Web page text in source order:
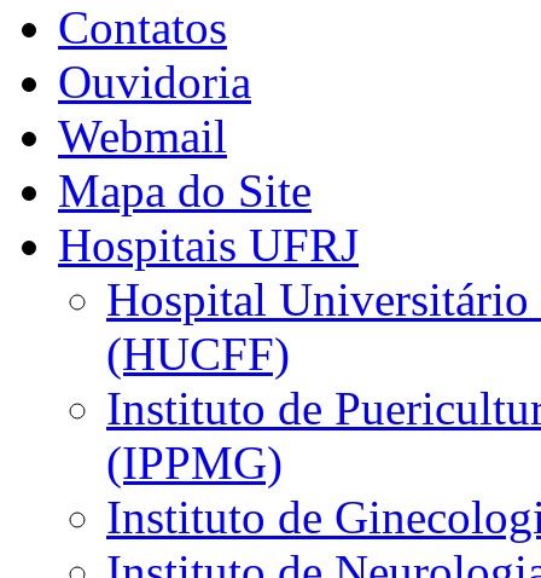
Contatos
Ouvidoria
Webmail
Mapa do Site
Hospitais UFRJ
Hospital
(HUCFF)
Instituto de
(IPPMG)
Instituto de